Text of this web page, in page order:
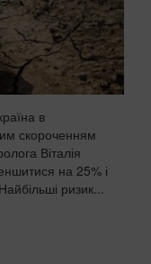
в
скороченням
Віталія
на 25% і
ризик...